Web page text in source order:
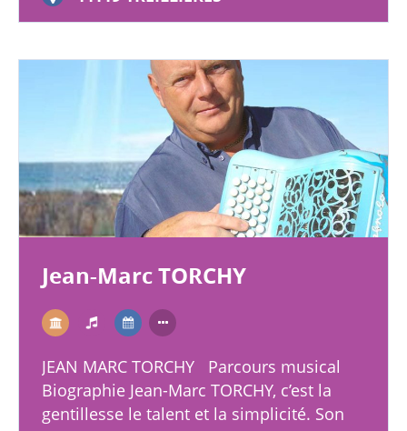
Jean-Marc TORCHY
JEAN MARC TORCHY Parcours musical
Biographie Jean-Marc TORCHY, c’est la
gentillesse le talent et la simplicité. Son